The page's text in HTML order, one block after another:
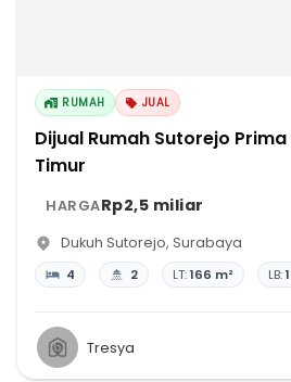
RUMAH JUAL
Dijual Rumah Sutorejo
Timur
HARGARp2,5 miliar
Dukuh Sutorejo, Surabaya
4 2 LT:166 m² LB:
Tresya